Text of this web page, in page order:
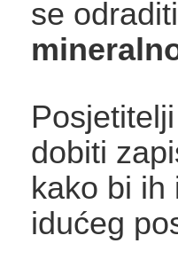
se odraditi
dobiti
kako bi ih
idućeg